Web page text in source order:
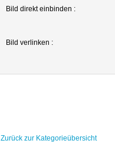
Bild direkt einbinden :
Bild verlinken :
Zurück zur Kategorieübersicht